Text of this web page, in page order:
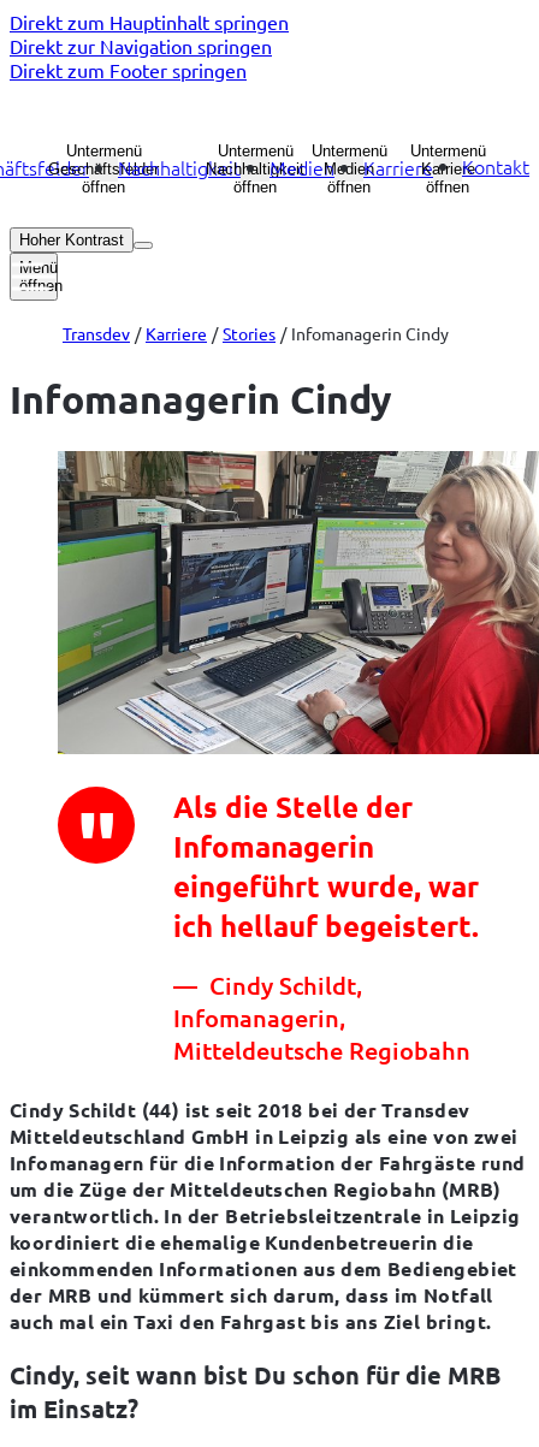
Direkt zum Hauptinhalt springen
Direkt zur Navigation springen
Direkt zum Footer springen
Untermenü
Geschäftsfelder
öffnen
Nachhaltigkeit
Untermenü
Nachhaltigkeit
öffnen
Medien
Untermenü
Medien
öffnen
Karriere
Untermenü
Karriere
öffnen
Kontakt
Hoher Kontrast
Menü
öffnen
Transdev Karriere Stories Infomanagerin Cindy
Infomanagerin Cindy
Als die Stelle der
Infomanagerin
eingeführt wurde, war
ich hellauf begeistert.
Cindy Schildt,
Infomanagerin,
Mitteldeutsche Regiobahn
Cindy Schildt (44) ist seit 2018 bei der Transdev
Mitteldeutschland GmbH in Leipzig als eine von zwei
Infomanagern für die Information der Fahrgäste rund
um die Züge der Mitteldeutschen Regiobahn (MRB)
verantwortlich. In der Betriebsleitzentrale in Leipzig
koordiniert die ehemalige Kundenbetreuerin die
einkommenden Informationen aus dem Bediengebiet
der MRB und kümmert sich darum, dass im Notfall
auch mal ein Taxi den Fahrgast bis ans Ziel bringt.
Cindy, seit wann bist Du schon für die MRB
im Einsatz?